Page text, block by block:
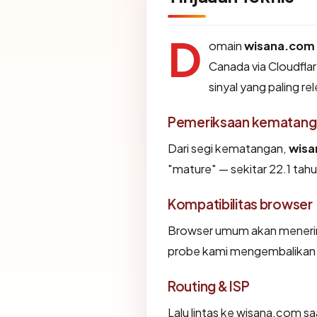
D omainwisana.com
Canada via
sinyal yang paling
Pemeriksaan
Dari segi kematangan,
"mature" — sekitar 22.1
Kompatibilitas browser
Browser umum akan
probe kami
Routing & ISP
Lalu lintas ke wisana.com